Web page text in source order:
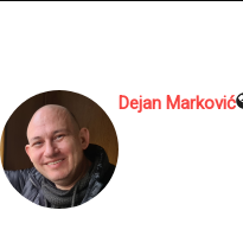
Dejan Marković